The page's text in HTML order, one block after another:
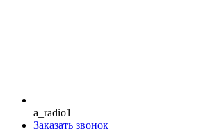
a_radio1
Заказать звонок